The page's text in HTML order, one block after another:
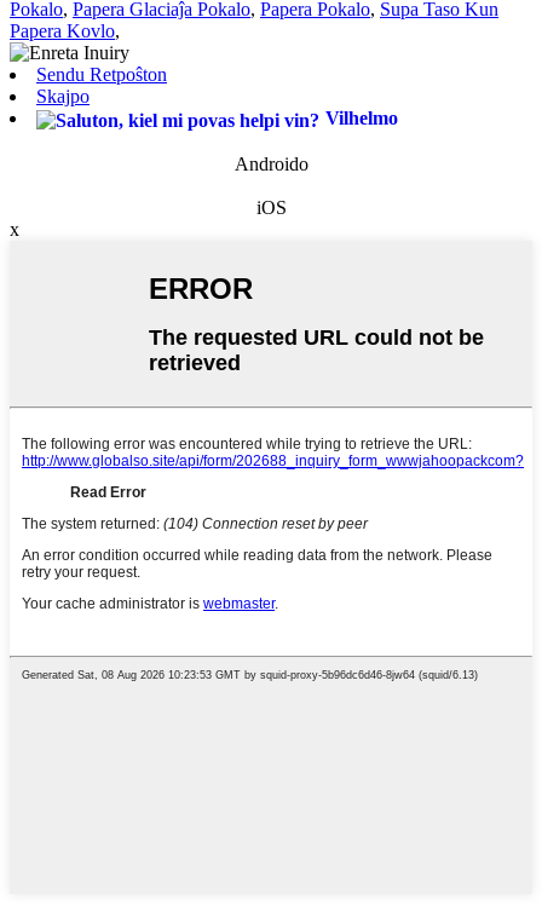
Pokalo, Papera Glaciaĵa Pokalo, Papera Pokalo, Supa Taso Kun
Papera Kovlo,
Sendu Retpoŝton
Skajpo
Vilhelmo
Androido
iOS
x